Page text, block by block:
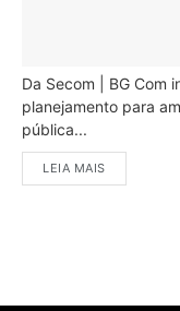
Da Secom | BG Com
planejamento para
pública...
LEIA MAIS